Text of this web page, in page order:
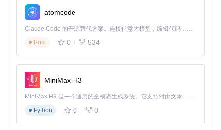
自定义下载策略
同场景需求。
图：灵活的下载策略设置，满足不同需求
多格式内容支持，不止于视频
BilibiliDown不仅支持视频下载，还提供了丰富的附加功能：
音频提取：单独保存视频中的音频内容，方便制作音频笔记
atomcode
Claude Code 的开源替代方案。连接任意大模型，编辑代码，运行命令，自动验证 — 全自动执行。用 Rust 构建，极致性能。 ｜ An open-source alternative to Claude Code. Connect any LLM, edit code, run commands, and verify changes — autonomously. Built in Rust for speed. Get Started
Rust
0 534
MiniMax-H3
MiniMax H3 是一个通用的全模态生成系统。它支持对由文本、图像、视频和音频组成的多模态上下文进行统一理解，并能生成分辨率高达 2K、时长可达 15 秒的带原生立体声音频的视频。得益于面向任务泛化的系统设计，H3 在预训练阶段就已具备广泛的多模态上下文理解与生成能力，能够出色地执行复杂的多模态指令。
Python
0 0